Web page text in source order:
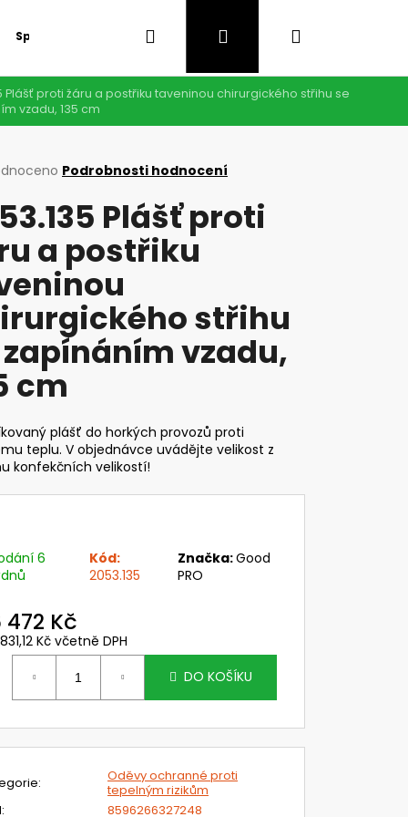
Speciální nabídka Hledat PřihlášeníNákupní
Plášť proti žáru a postřiku taveninou chirurgického střihu se
vzadu, 135 cm
Podrobnosti hodnocení
Plášť proti
a postřiku
střihu
vzadu,
cm
plášť do horkých provozů proti
teplu. V objednávce uvádějte velikost z
konfekčních velikostí!
6
Kód:
2053.135
Značka:Good
PRO
472 Kč
Kč včetně DPH
DO KOŠÍKU
:
Oděvy ochranné proti
tepelným rizikům
:
8596266327248